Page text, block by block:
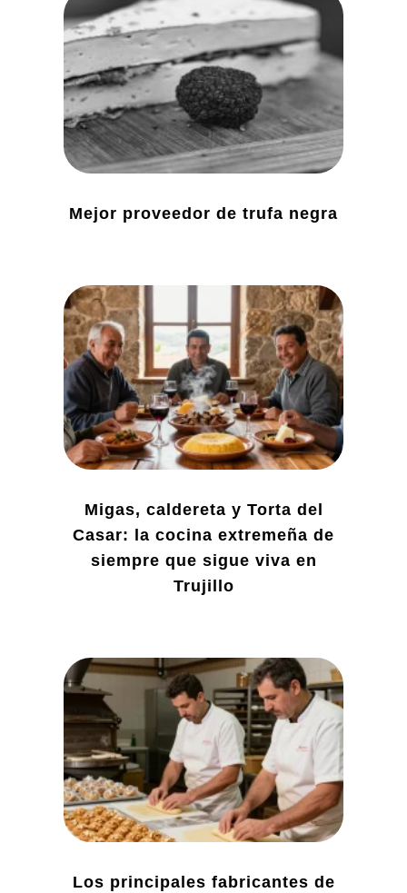
Mejor proveedor de trufa negra
Migas, caldereta y Torta del
Casar: la cocina extremeña de
siempre que sigue viva en
Trujillo
Los principales fabricantes de